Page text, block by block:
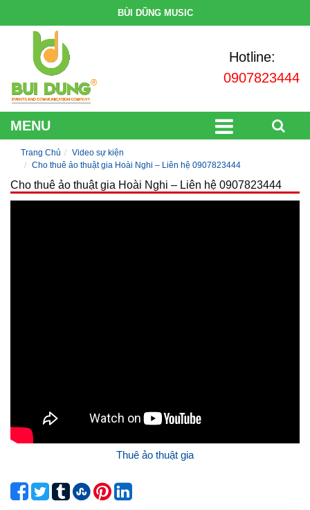
BÙI DŨNG MUSIC
Hotline:
0907823444
MENU
Trang Chủ
Video sự kiện
Cho thuê ảo thuật gia Hoài Nghi – Liên hệ 0907823444
Cho thuê ảo thuật gia Hoài Nghi – Liên hệ 0907823444
Thuê ảo thuật gia